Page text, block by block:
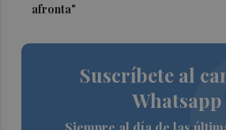
afronta"
Suscríbete al
Whatsapp